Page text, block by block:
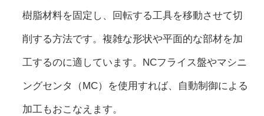
樹脂材料を固定し、回転する工具を移動させて切
削する方法です。複雑な形状や平面的な部材を加
工するのに適しています。NCフライス盤やマシニ
ングセンタ（MC）を使用すれば、自動制御による
加工もおこなえます。